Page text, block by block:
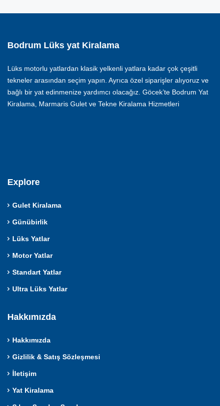
Bodrum Lüks yat Kiralama
Lüks motorlu yatlardan klasik yelkenli yatlara kadar çok çeşitli
tekneler arasından seçim yapın. Ayrıca özel siparişler alıyoruz ve
bağlı bir yat edinmenize yardımcı olacağız. Göcek’te Bodrum Yat
Kiralama, Marmaris Gulet ve Tekne Kiralama Hizmetleri
Explore
Gulet Kiralama
Günübirlik
Lüks Yatlar
Motor Yatlar
Standart Yatlar
Ultra Lüks Yatlar
Hakkımızda
Hakkımızda
Gizlilik & Satış Sözleşmesi
İletişim
Yat Kiralama